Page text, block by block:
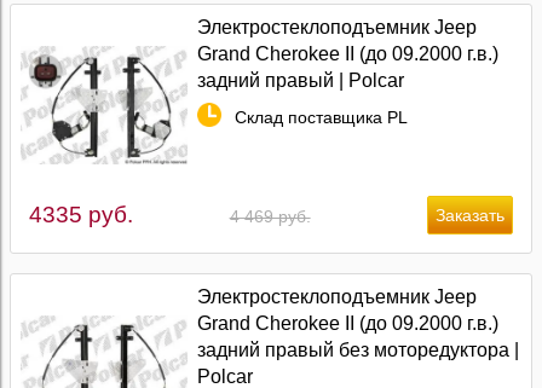
Электростеклоподъемник Jeep
Grand Cherokee II (до 09.2000 г.в.)
задний правый | Polcar
Склад поставщика PL
4 469 руб.
4335 руб.
Электростеклоподъемник Jeep
Grand Cherokee II (до 09.2000 г.в.)
задний правый без моторедуктора |
Polcar